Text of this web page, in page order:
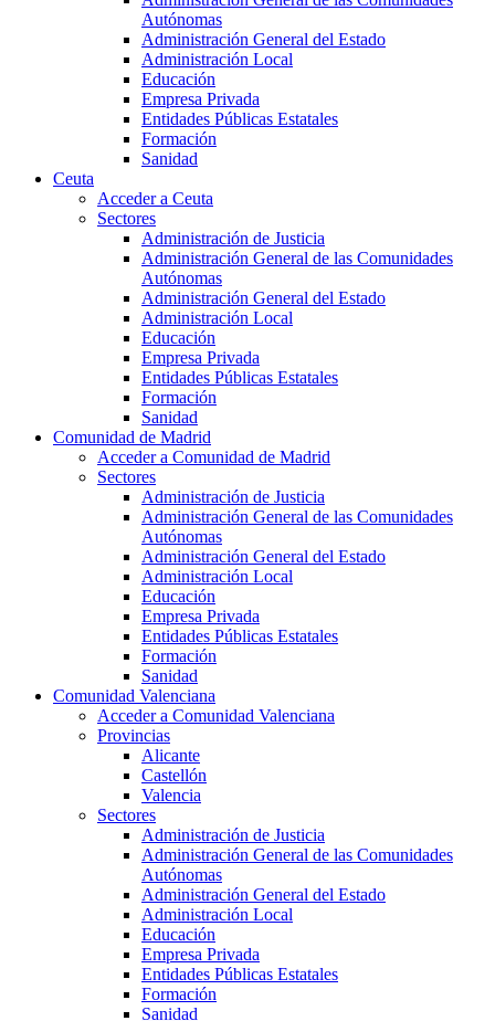
Autónomas
Administración General del Estado
Administración Local
Educación
Empresa Privada
Entidades Públicas Estatales
Formación
Sanidad
Ceuta
Acceder a Ceuta
Sectores
Administración de Justicia
Administración General de las Comunidades
Autónomas
Administración General del Estado
Administración Local
Educación
Empresa Privada
Entidades Públicas Estatales
Formación
Sanidad
Comunidad de Madrid
Acceder a Comunidad de Madrid
Sectores
Administración de Justicia
Administración General de las Comunidades
Autónomas
Administración General del Estado
Administración Local
Educación
Empresa Privada
Entidades Públicas Estatales
Formación
Sanidad
Comunidad Valenciana
Acceder a Comunidad Valenciana
Provincias
Alicante
Castellón
Valencia
Sectores
Administración de Justicia
Administración General de las Comunidades
Autónomas
Administración General del Estado
Administración Local
Educación
Empresa Privada
Entidades Públicas Estatales
Formación
Sanidad